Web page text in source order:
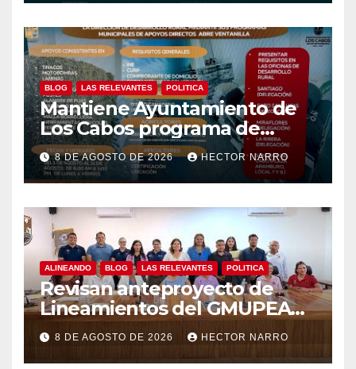
BLOG LAS RELEVANTES POLITICA
Mantiene Ayuntamiento de
Los Cabos programa de
apoyos para agricultores,
ganaderos y apicultores
8 DE AGOSTO DE 2026 HECTOR NARRO
ALINEANDO BLOG LAS RELEVANTES POLITICA
Revisan anteproyecto de
Lineamientos del GMUPEA
en Los Cabos
8 DE AGOSTO DE 2026 HECTOR NARRO